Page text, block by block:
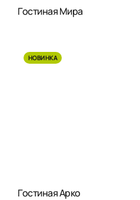
Гостиная Мира
НОВИНКА
Гостиная Арко